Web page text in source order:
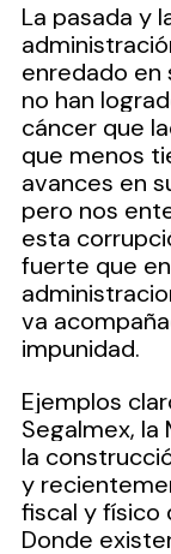
La pasada y
enredado en
no han
cáncer que
que menos
avances en
pero nos
esta
fuerte que
va
impunidad.
Ejemplos
Segalmex, la
la
y
fiscal y físico
Donde